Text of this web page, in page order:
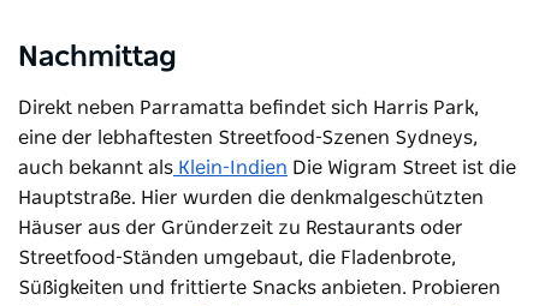
Nachmittag
Direkt neben Parramatta befindet sich Harris Park,
eine der lebhaftesten Streetfood-Szenen Sydneys,
auch bekannt als Klein-Indien Die Wigram Street ist die
Hauptstraße. Hier wurden die denkmalgeschützten
Häuser aus der Gründerzeit zu Restaurants oder
Streetfood-Ständen umgebaut, die Fladenbrote,
Süßigkeiten und frittierte Snacks anbieten. Probieren